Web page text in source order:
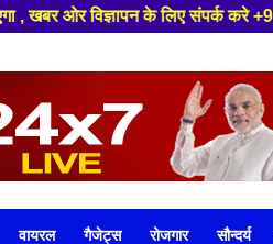
के लिए संपर्क करे +91 9839649848
वायरल गैजेट्स रोजगार सौन्दर्य